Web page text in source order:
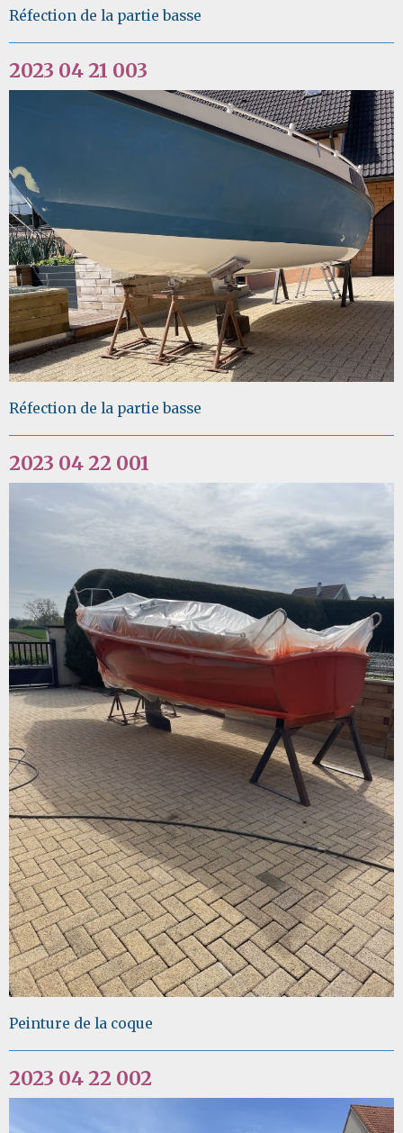
Réfection de la partie basse
2023 04 21 003
Réfection de la partie basse
2023 04 22 001
Peinture de la coque
2023 04 22 002